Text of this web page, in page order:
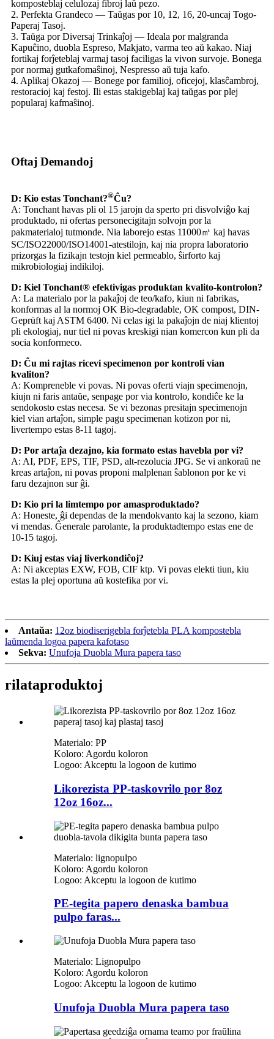
komposteblaj celulozaj fibroj laŭ pezo.
2. Perfekta Grandeco — Taŭgas por 10, 12, 16, 20-uncaj Togo-
Paperaj Tasoj.
3. Taŭga por Diversaj Trinkaĵoj — Ideala por malgranda
Kapuĉino, duobla Espreso, Makjato, varma teo aŭ kakao. Niaj
fortikaj forĵeteblaj varmaj tasoj faciligas la vivon survoje. Bonega
por normaj gutkafomaŝinoj, Nespresso aŭ tuja kafo.
4. Aplikaj Okazoj — Bonege por familioj, oficejoj, klasĉambroj,
restoracioj kaj festoj. Ili estas stakigeblaj kaj taŭgas por plej
popularaj kafmaŝinoj.
Oftaj Demandoj
D: Kio estas Tonchant?®Ĉu?
A: Tonchant havas pli ol 15 jarojn da sperto pri disvolviĝo kaj
produktado, ni ofertas personecigitajn solvojn por la
pakmaterialoj tutmonde. Nia laborejo estas 11000㎡ kaj havas
SC/ISO22000/ISO14001-atestilojn, kaj nia propra laboratorio
prizorgas la fizikajn testojn kiel permeablo, ŝirforto kaj
mikrobiologiaj indikiloj.
D: Kiel Tonchant® efektivigas produktan kvalito-kontrolon?
A: La materialo por la pakaĵoj de teo/kafo, kiun ni fabrikas,
konformas al la normoj OK Bio-degradable, OK compost, DIN-
Geprüft kaj ASTM 6400. Ni celas igi la pakaĵojn de niaj klientoj
pli ekologiaj, nur tiel ni povas kreskigi nian komercon kun pli da
socia konformeco.
D: Ĉu mi rajtas ricevi specimenon por kontroli vian
kvaliton?
A: Kompreneble vi povas. Ni povas oferti viajn specimenojn,
kiujn ni faris antaŭe, senpage por via kontrolo, kondiĉe ke la
sendokosto estas necesa. Se vi bezonas presitajn specimenojn
kiel vian artaĵon, simple pagu specimenan kotizon por ni,
livertempo estas 8-11 tagoj.
D: Por artaĵa dezajno, kia formato estas havebla por vi?
A: AI, PDF, EPS, TIF, PSD, alt-rezolucia JPG. Se vi ankoraŭ ne
kreas artaĵon, ni povas proponi malplenan ŝablonon por ke vi
faru dezajnon sur ĝi.
D: Kio pri la limtempo por amasproduktado?
A: Honeste, ĝi dependas de la mendokvanto kaj la sezono, kiam
vi mendas. Ĝenerale parolante, la produktadtempo estas ene de
10-15 tagoj.
D: Kiuj estas viaj liverkondiĉoj?
A: Ni akceptas EXW, FOB, CIF ktp. Vi povas elekti tiun, kiu
estas la plej oportuna aŭ kostefika por vi.
Antaŭa: 12oz biodiserigebla forĵetebla PLA kompostebla
laŭmenda logoa papera kafotaso
Sekva: Unufoja Duobla Mura papera taso
rilataproduktoj
Materialo: PP
Koloro: Agordu koloron
Logoo: Akceptu la logoon de kutimo
Likorezista PP-taskovrilo por 8oz
12oz 16oz...
Materialo: lignopulpo
Koloro: Agordu koloron
Logoo: Akceptu la logoon de kutimo
PE-tegita papero denaska bambua
pulpo faras...
Materialo: Lignopulpo
Koloro: Agordu koloron
Logoo: Akceptu la logoon de kutimo
Unufoja Duobla Mura papera taso